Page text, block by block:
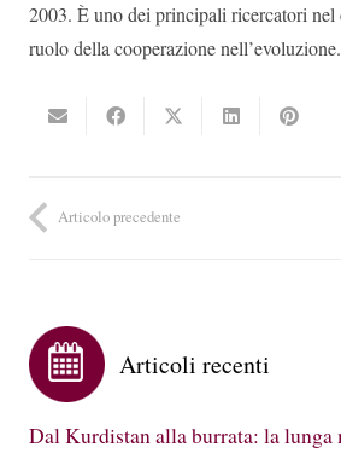
2003. È uno dei principali ricercatori nel
ruolo della cooperazione nell’evoluzione.
Articolo precedente
Articoli recenti
Dal Kurdistan alla burrata: la lunga